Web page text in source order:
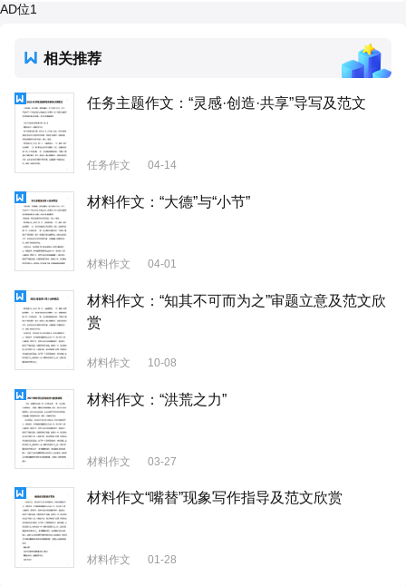
AD位1
相关推荐
任务主题作文：“灵感·创造·共享”导写及范文
任务作文 04-14
材料作文：“大德”与“小节”
材料作文 04-01
材料作文：“知其不可而为之”审题立意及范文欣
赏
材料作文 10-08
材料作文：“洪荒之力”
材料作文 03-27
材料作文“嘴替”现象写作指导及范文欣赏
材料作文 01-28